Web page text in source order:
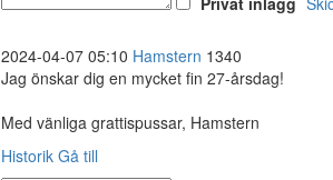
2024-04-07 05:10 Hamstern 1340
Jag önskar dig en mycket fin 27-årsdag!
Med vänliga grattispussar, Hamstern
Historik Gå till